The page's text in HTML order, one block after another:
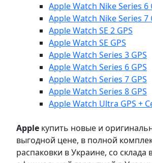
Apple Watch Nike Series 6
Apple Watch Nike Series 7
Apple Watch SE 2 GPS
Apple Watch SE GPS
Apple Watch Series 3 GPS
Apple Watch Series 6 GPS
Apple Watch Series 7 GPS
Apple Watch Series 8 GPS
Apple Watch Ultra GPS +
Apple купить новые и
выгодной цене, в полной
распаковки в Украине, со склада